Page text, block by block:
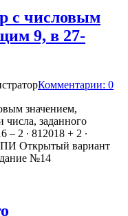
с числовым
9, в 27-
Комментарии: 0
значением,
заданного
– 2 ∙ 812018 + 2 ∙
Открытый вариант
№14